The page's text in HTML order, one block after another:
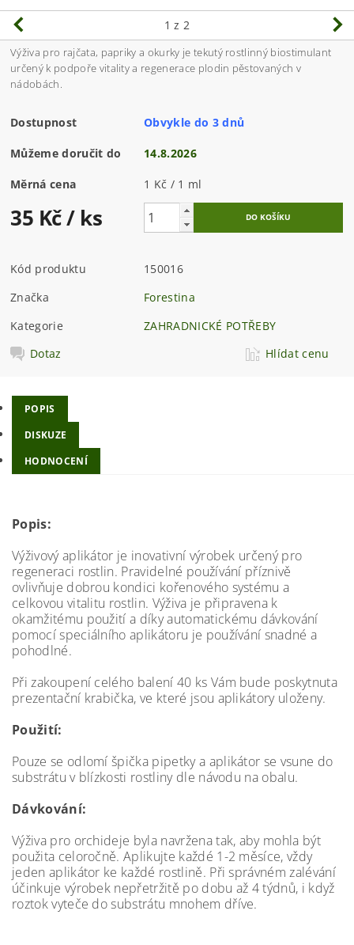
1 z 2
Výživa pro rajčata, papriky a okurky je tekutý rostlinný biostimulant
určený k podpoře vitality a regenerace plodin pěstovaných v
nádobách.
Dostupnost Obvykle do 3 dnů
Můžeme doručit do 14.8.2026
Měrná cena 1 Kč / 1 ml
35 Kč/ ks
Kód produktu
150016
Značka
Forestina
Kategorie
ZAHRADNICKÉ POTŘEBY
Dotaz
Hlídat cenu
POPIS
DISKUZE
HODNOCENÍ
Popis:
Výživový aplikátor je inovativní výrobek určený pro
regeneraci rostlin. Pravidelné používání příznivě
ovlivňuje dobrou kondici kořenového systému a
celkovou vitalitu rostlin. Výživa je připravena k
okamžitému použití a díky automatickému dávkování
pomocí speciálního aplikátoru je používání snadné a
pohodlné.
Při zakoupení celého balení 40 ks Vám bude poskytnuta
prezentační krabička, ve které jsou aplikátory uloženy.
Použití:
Pouze se odlomí špička pipetky a aplikátor se vsune do
substrátu v blízkosti rostliny dle návodu na obalu.
Dávkování:
Výživa pro orchideje byla navržena tak, aby mohla být
použita celoročně. Aplikujte každé 1-2 měsíce, vždy
jeden aplikátor ke každé rostlině. Při správném zalévání
účinkuje výrobek nepřetržitě po dobu až 4 týdnů, i když
roztok vyteče do substrátu mnohem dříve.